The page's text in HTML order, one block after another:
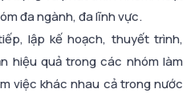
đa ngành, đa lĩnh vực.
lập kế hoạch, thuyết trình,
hiệu quả trong các nhóm làm
việc khác nhau cả trong nước